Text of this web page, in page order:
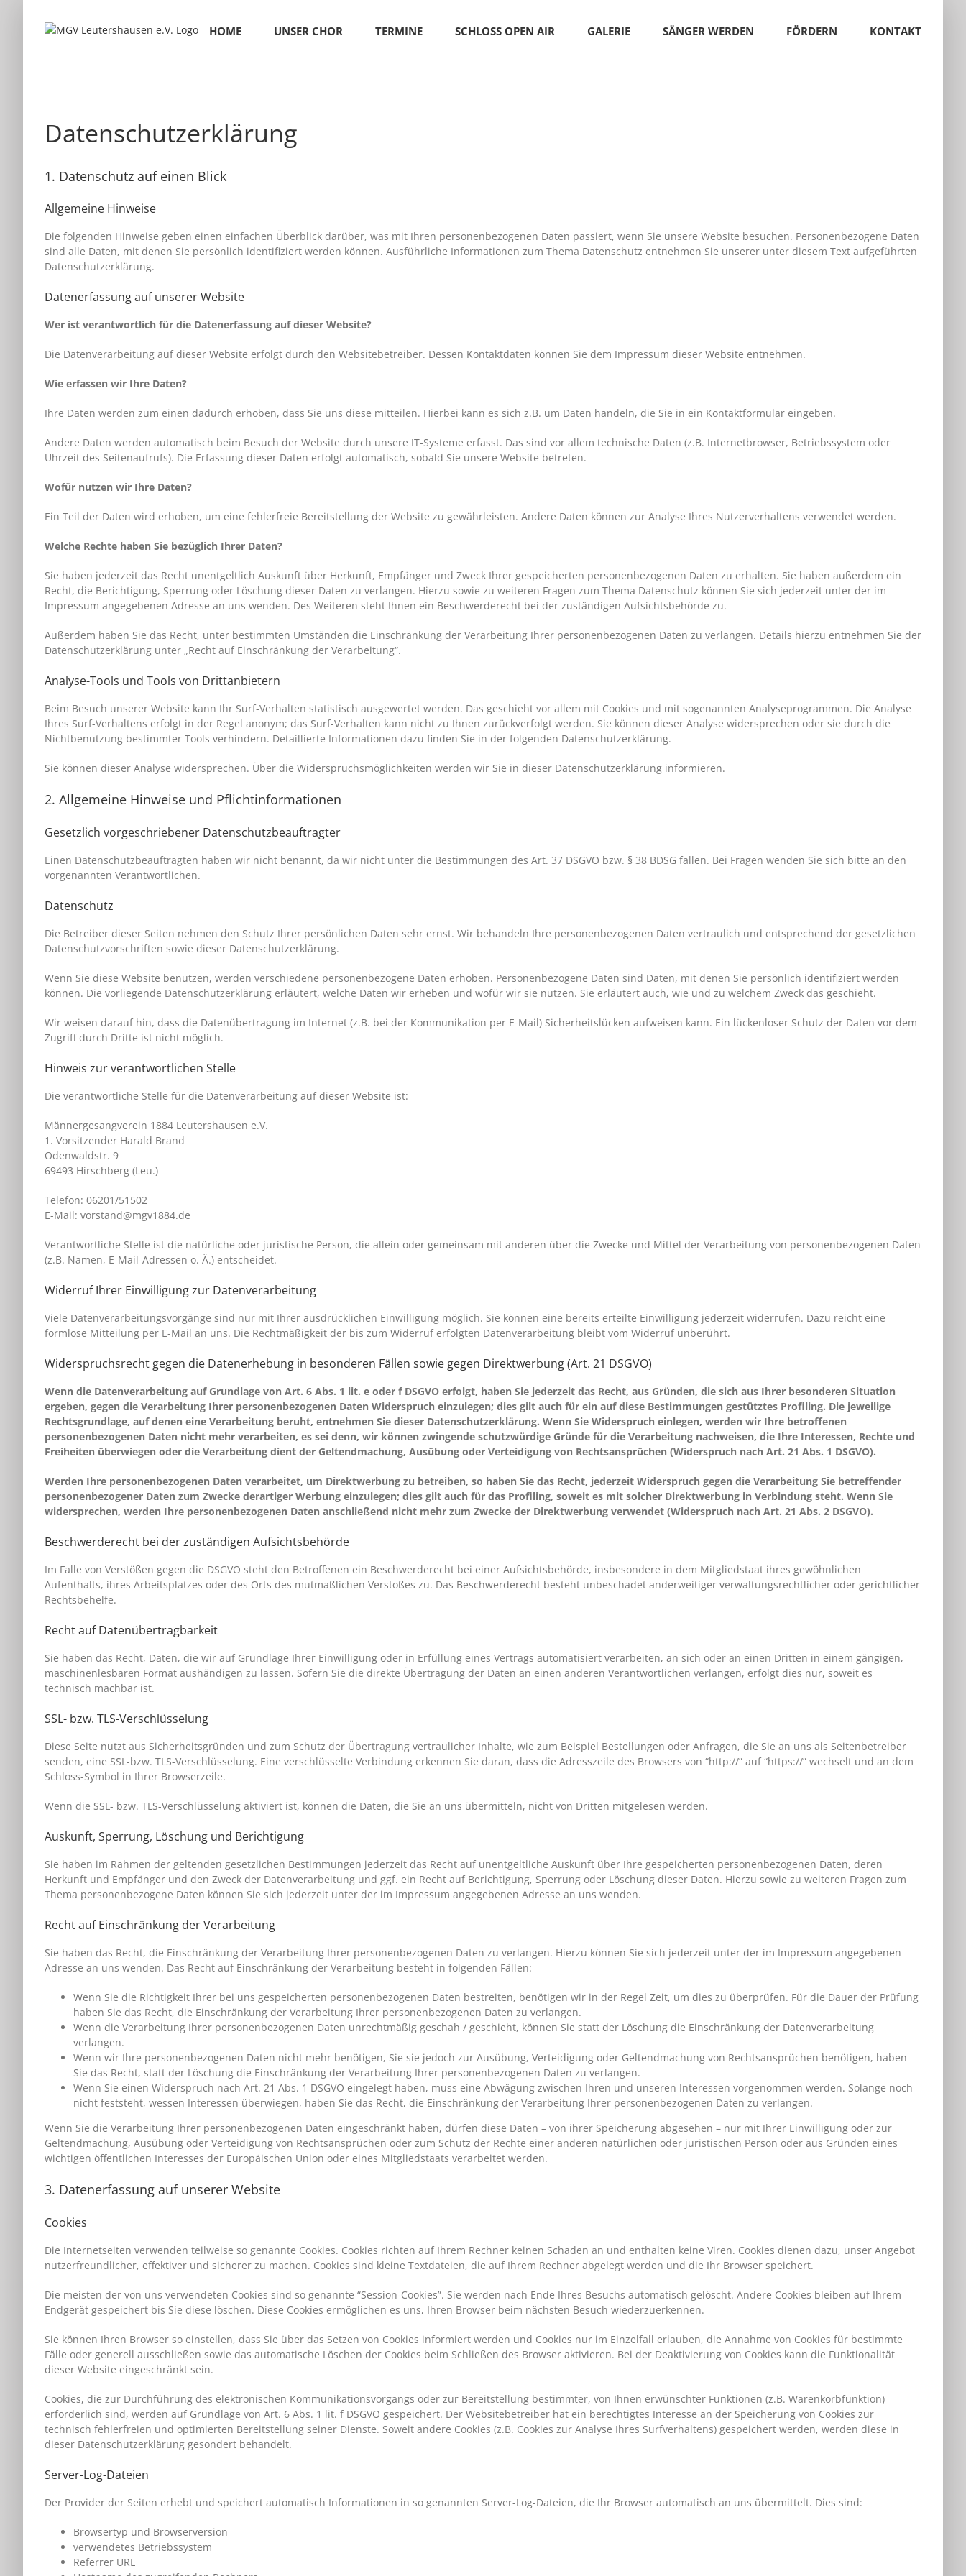
HOME UNSER CHOR TERMINE SCHLOSS OPEN AIR GALERIE SÄNGER WERDEN FÖRDERN KONTAKT
Datenschutzerklärung
1. Datenschutz auf einen Blick
Allgemeine Hinweise
Die folgenden Hinweise geben einen einfachen Überblick darüber, was mit Ihren personenbezogenen Daten passiert, wenn Sie unsere Website besuchen. Personenbezogene Daten
sind alle Daten, mit denen Sie persönlich identifiziert werden können. Ausführliche Informationen zum Thema Datenschutz entnehmen Sie unserer unter diesem Text aufgeführten
Datenschutzerklärung.
Datenerfassung auf unserer Website
Wer ist verantwortlich für die Datenerfassung auf dieser Website?
Die Datenverarbeitung auf dieser Website erfolgt durch den Websitebetreiber. Dessen Kontaktdaten können Sie dem Impressum dieser Website entnehmen.
Wie erfassen wir Ihre Daten?
Ihre Daten werden zum einen dadurch erhoben, dass Sie uns diese mitteilen. Hierbei kann es sich z.B. um Daten handeln, die Sie in ein Kontaktformular eingeben.
Andere Daten werden automatisch beim Besuch der Website durch unsere IT-Systeme erfasst. Das sind vor allem technische Daten (z.B. Internetbrowser, Betriebssystem oder
Uhrzeit des Seitenaufrufs). Die Erfassung dieser Daten erfolgt automatisch, sobald Sie unsere Website betreten.
Wofür nutzen wir Ihre Daten?
Ein Teil der Daten wird erhoben, um eine fehlerfreie Bereitstellung der Website zu gewährleisten. Andere Daten können zur Analyse Ihres Nutzerverhaltens verwendet werden.
Welche Rechte haben Sie bezüglich Ihrer Daten?
Sie haben jederzeit das Recht unentgeltlich Auskunft über Herkunft, Empfänger und Zweck Ihrer gespeicherten personenbezogenen Daten zu erhalten. Sie haben außerdem ein
Recht, die Berichtigung, Sperrung oder Löschung dieser Daten zu verlangen. Hierzu sowie zu weiteren Fragen zum Thema Datenschutz können Sie sich jederzeit unter der im
Impressum angegebenen Adresse an uns wenden. Des Weiteren steht Ihnen ein Beschwerderecht bei der zuständigen Aufsichtsbehörde zu.
Außerdem haben Sie das Recht, unter bestimmten Umständen die Einschränkung der Verarbeitung Ihrer personenbezogenen Daten zu verlangen. Details hierzu entnehmen Sie der
Datenschutzerklärung unter „Recht auf Einschränkung der Verarbeitung“.
Analyse-Tools und Tools von Drittanbietern
Beim Besuch unserer Website kann Ihr Surf-Verhalten statistisch ausgewertet werden. Das geschieht vor allem mit Cookies und mit sogenannten Analyseprogrammen. Die Analyse
Ihres Surf-Verhaltens erfolgt in der Regel anonym; das Surf-Verhalten kann nicht zu Ihnen zurückverfolgt werden. Sie können dieser Analyse widersprechen oder sie durch die
Nichtbenutzung bestimmter Tools verhindern. Detaillierte Informationen dazu finden Sie in der folgenden Datenschutzerklärung.
Sie können dieser Analyse widersprechen. Über die Widerspruchsmöglichkeiten werden wir Sie in dieser Datenschutzerklärung informieren.
2. Allgemeine Hinweise und Pflichtinformationen
Gesetzlich vorgeschriebener Datenschutzbeauftragter
Einen Datenschutzbeauftragten haben wir nicht benannt, da wir nicht unter die Bestimmungen des Art. 37 DSGVO bzw. § 38 BDSG fallen. Bei Fragen wenden Sie sich bitte an den
vorgenannten Verantwortlichen.
Datenschutz
Die Betreiber dieser Seiten nehmen den Schutz Ihrer persönlichen Daten sehr ernst. Wir behandeln Ihre personenbezogenen Daten vertraulich und entsprechend der gesetzlichen
Datenschutzvorschriften sowie dieser Datenschutzerklärung.
Wenn Sie diese Website benutzen, werden verschiedene personenbezogene Daten erhoben. Personenbezogene Daten sind Daten, mit denen Sie persönlich identifiziert werden
können. Die vorliegende Datenschutzerklärung erläutert, welche Daten wir erheben und wofür wir sie nutzen. Sie erläutert auch, wie und zu welchem Zweck das geschieht.
Wir weisen darauf hin, dass die Datenübertragung im Internet (z.B. bei der Kommunikation per E-Mail) Sicherheitslücken aufweisen kann. Ein lückenloser Schutz der Daten vor dem
Zugriff durch Dritte ist nicht möglich.
Hinweis zur verantwortlichen Stelle
Die verantwortliche Stelle für die Datenverarbeitung auf dieser Website ist:
Männergesangverein 1884 Leutershausen e.V.
1. Vorsitzender Harald Brand
Odenwaldstr. 9
69493 Hirschberg (Leu.)
Telefon: 06201/51502
E-Mail: vorstand@mgv1884.de
Verantwortliche Stelle ist die natürliche oder juristische Person, die allein oder gemeinsam mit anderen über die Zwecke und Mittel der Verarbeitung von personenbezogenen Daten
(z.B. Namen, E-Mail-Adressen o. Ä.) entscheidet.
Widerruf Ihrer Einwilligung zur Datenverarbeitung
Viele Datenverarbeitungsvorgänge sind nur mit Ihrer ausdrücklichen Einwilligung möglich. Sie können eine bereits erteilte Einwilligung jederzeit widerrufen. Dazu reicht eine
formlose Mitteilung per E-Mail an uns. Die Rechtmäßigkeit der bis zum Widerruf erfolgten Datenverarbeitung bleibt vom Widerruf unberührt.
Widerspruchsrecht gegen die Datenerhebung in besonderen Fällen sowie gegen Direktwerbung (Art. 21 DSGVO)
Wenn die Datenverarbeitung auf Grundlage von Art. 6 Abs. 1 lit. e oder f DSGVO erfolgt, haben Sie jederzeit das Recht, aus Gründen, die sich aus Ihrer besonderen Situation
ergeben, gegen die Verarbeitung Ihrer personenbezogenen Daten Widerspruch einzulegen; dies gilt auch für ein auf diese Bestimmungen gestütztes Profiling. Die jeweilige
Rechtsgrundlage, auf denen eine Verarbeitung beruht, entnehmen Sie dieser Datenschutzerklärung. Wenn Sie Widerspruch einlegen, werden wir Ihre betroffenen
personenbezogenen Daten nicht mehr verarbeiten, es sei denn, wir können zwingende schutzwürdige Gründe für die Verarbeitung nachweisen, die Ihre Interessen, Rechte und
Freiheiten überwiegen oder die Verarbeitung dient der Geltendmachung, Ausübung oder Verteidigung von Rechtsansprüchen (Widerspruch nach Art. 21 Abs. 1 DSGVO).
Werden Ihre personenbezogenen Daten verarbeitet, um Direktwerbung zu betreiben, so haben Sie das Recht, jederzeit Widerspruch gegen die Verarbeitung Sie betreffender
personenbezogener Daten zum Zwecke derartiger Werbung einzulegen; dies gilt auch für das Profiling, soweit es mit solcher Direktwerbung in Verbindung steht. Wenn Sie
widersprechen, werden Ihre personenbezogenen Daten anschließend nicht mehr zum Zwecke der Direktwerbung verwendet (Widerspruch nach Art. 21 Abs. 2 DSGVO).
Beschwerderecht bei der zuständigen Aufsichtsbehörde
Im Falle von Verstößen gegen die DSGVO steht den Betroffenen ein Beschwerderecht bei einer Aufsichtsbehörde, insbesondere in dem Mitgliedstaat ihres gewöhnlichen
Aufenthalts, ihres Arbeitsplatzes oder des Orts des mutmaßlichen Verstoßes zu. Das Beschwerderecht besteht unbeschadet anderweitiger verwaltungsrechtlicher oder gerichtlicher
Rechtsbehelfe.
Recht auf Datenübertragbarkeit
Sie haben das Recht, Daten, die wir auf Grundlage Ihrer Einwilligung oder in Erfüllung eines Vertrags automatisiert verarbeiten, an sich oder an einen Dritten in einem gängigen,
maschinenlesbaren Format aushändigen zu lassen. Sofern Sie die direkte Übertragung der Daten an einen anderen Verantwortlichen verlangen, erfolgt dies nur, soweit es
technisch machbar ist.
SSL- bzw. TLS-Verschlüsselung
Diese Seite nutzt aus Sicherheitsgründen und zum Schutz der Übertragung vertraulicher Inhalte, wie zum Beispiel Bestellungen oder Anfragen, die Sie an uns als Seitenbetreiber
senden, eine SSL-bzw. TLS-Verschlüsselung. Eine verschlüsselte Verbindung erkennen Sie daran, dass die Adresszeile des Browsers von “http://” auf “https://” wechselt und an dem
Schloss-Symbol in Ihrer Browserzeile.
Wenn die SSL- bzw. TLS-Verschlüsselung aktiviert ist, können die Daten, die Sie an uns übermitteln, nicht von Dritten mitgelesen werden.
Auskunft, Sperrung, Löschung und Berichtigung
Sie haben im Rahmen der geltenden gesetzlichen Bestimmungen jederzeit das Recht auf unentgeltliche Auskunft über Ihre gespeicherten personenbezogenen Daten, deren
Herkunft und Empfänger und den Zweck der Datenverarbeitung und ggf. ein Recht auf Berichtigung, Sperrung oder Löschung dieser Daten. Hierzu sowie zu weiteren Fragen zum
Thema personenbezogene Daten können Sie sich jederzeit unter der im Impressum angegebenen Adresse an uns wenden.
Recht auf Einschränkung der Verarbeitung
Sie haben das Recht, die Einschränkung der Verarbeitung Ihrer personenbezogenen Daten zu verlangen. Hierzu können Sie sich jederzeit unter der im Impressum angegebenen
Adresse an uns wenden. Das Recht auf Einschränkung der Verarbeitung besteht in folgenden Fällen:
Wenn Sie die Richtigkeit Ihrer bei uns gespeicherten personenbezogenen Daten bestreiten, benötigen wir in der Regel Zeit, um dies zu überprüfen. Für die Dauer der Prüfung
haben Sie das Recht, die Einschränkung der Verarbeitung Ihrer personenbezogenen Daten zu verlangen.
Wenn die Verarbeitung Ihrer personenbezogenen Daten unrechtmäßig geschah / geschieht, können Sie statt der Löschung die Einschränkung der Datenverarbeitung
verlangen.
Wenn wir Ihre personenbezogenen Daten nicht mehr benötigen, Sie sie jedoch zur Ausübung, Verteidigung oder Geltendmachung von Rechtsansprüchen benötigen, haben
Sie das Recht, statt der Löschung die Einschränkung der Verarbeitung Ihrer personenbezogenen Daten zu verlangen.
Wenn Sie einen Widerspruch nach Art. 21 Abs. 1 DSGVO eingelegt haben, muss eine Abwägung zwischen Ihren und unseren Interessen vorgenommen werden. Solange noch
nicht feststeht, wessen Interessen überwiegen, haben Sie das Recht, die Einschränkung der Verarbeitung Ihrer personenbezogenen Daten zu verlangen.
Wenn Sie die Verarbeitung Ihrer personenbezogenen Daten eingeschränkt haben, dürfen diese Daten – von ihrer Speicherung abgesehen – nur mit Ihrer Einwilligung oder zur
Geltendmachung, Ausübung oder Verteidigung von Rechtsansprüchen oder zum Schutz der Rechte einer anderen natürlichen oder juristischen Person oder aus Gründen eines
wichtigen öffentlichen Interesses der Europäischen Union oder eines Mitgliedstaats verarbeitet werden.
3. Datenerfassung auf unserer Website
Cookies
Die Internetseiten verwenden teilweise so genannte Cookies. Cookies richten auf Ihrem Rechner keinen Schaden an und enthalten keine Viren. Cookies dienen dazu, unser Angebot
nutzerfreundlicher, effektiver und sicherer zu machen. Cookies sind kleine Textdateien, die auf Ihrem Rechner abgelegt werden und die Ihr Browser speichert.
Die meisten der von uns verwendeten Cookies sind so genannte “Session-Cookies”. Sie werden nach Ende Ihres Besuchs automatisch gelöscht. Andere Cookies bleiben auf Ihrem
Endgerät gespeichert bis Sie diese löschen. Diese Cookies ermöglichen es uns, Ihren Browser beim nächsten Besuch wiederzuerkennen.
Sie können Ihren Browser so einstellen, dass Sie über das Setzen von Cookies informiert werden und Cookies nur im Einzelfall erlauben, die Annahme von Cookies für bestimmte
Fälle oder generell ausschließen sowie das automatische Löschen der Cookies beim Schließen des Browser aktivieren. Bei der Deaktivierung von Cookies kann die Funktionalität
dieser Website eingeschränkt sein.
Cookies, die zur Durchführung des elektronischen Kommunikationsvorgangs oder zur Bereitstellung bestimmter, von Ihnen erwünschter Funktionen (z.B. Warenkorbfunktion)
erforderlich sind, werden auf Grundlage von Art. 6 Abs. 1 lit. f DSGVO gespeichert. Der Websitebetreiber hat ein berechtigtes Interesse an der Speicherung von Cookies zur
technisch fehlerfreien und optimierten Bereitstellung seiner Dienste. Soweit andere Cookies (z.B. Cookies zur Analyse Ihres Surfverhaltens) gespeichert werden, werden diese in
dieser Datenschutzerklärung gesondert behandelt.
Server-Log-Dateien
Der Provider der Seiten erhebt und speichert automatisch Informationen in so genannten Server-Log-Dateien, die Ihr Browser automatisch an uns übermittelt. Dies sind:
Browsertyp und Browserversion
verwendetes Betriebssystem
Referrer URL